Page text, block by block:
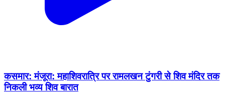
कसमार: मंजूरा: महाशिवरात्रि पर रामलखन टुंगरी से शिव मंदिर तक
निकली भव्य शिव बारात